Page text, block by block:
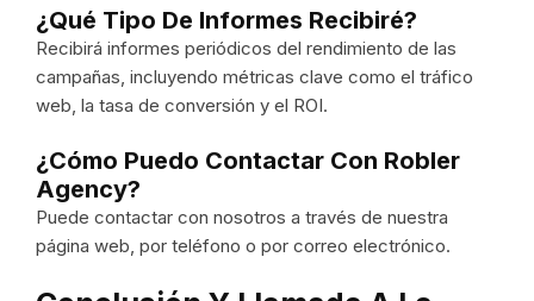
¿Qué Tipo De Informes Recibiré?
Recibirá informes periódicos del rendimiento de las
campañas, incluyendo métricas clave como el tráfico
web, la tasa de conversión y el ROI.
¿Cómo Puedo Contactar Con Robler
Agency?
Puede contactar con nosotros a través de nuestra
página web, por teléfono o por correo electrónico.